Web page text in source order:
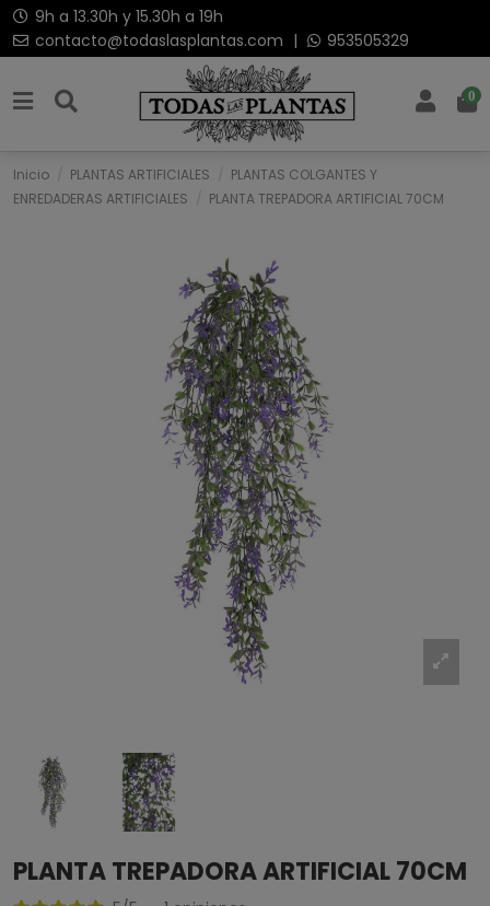
9h a 13.30h y 15.30h a 19h
contacto@todaslasplantas.com | 953505329
0
Inicio PLANTAS ARTIFICIALES
PLANTAS COLGANTES Y
ENREDADERAS ARTIFICIALES
PLANTA TREPADORA ARTIFICIAL 70CM
PLANTA TREPADORA ARTIFICIAL 70CM